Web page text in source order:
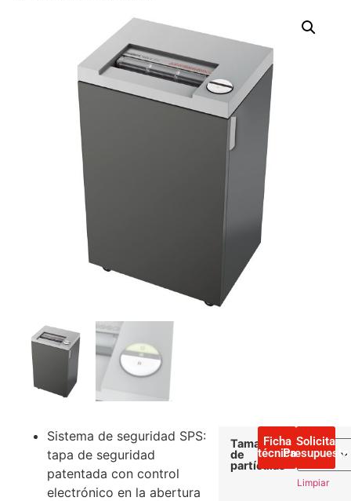
Sistema de seguridad SPS:
tapa de seguridad
patentada con control
electrónico en la abertura
Tamaño
de
partículas
Limpiar
Ficha
técnica
Solicita
Presupuesto